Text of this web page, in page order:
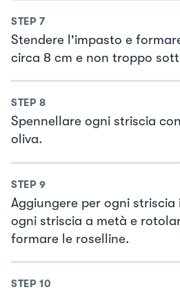
STEP 7
Stendere l'impasto e
circa 8 cm e non troppo
STEP 8
Spennellare ogni striscia
oliva.
STEP 9
Aggiungere per ogni
ogni striscia a metà e
formare le roselline.
STEP 10